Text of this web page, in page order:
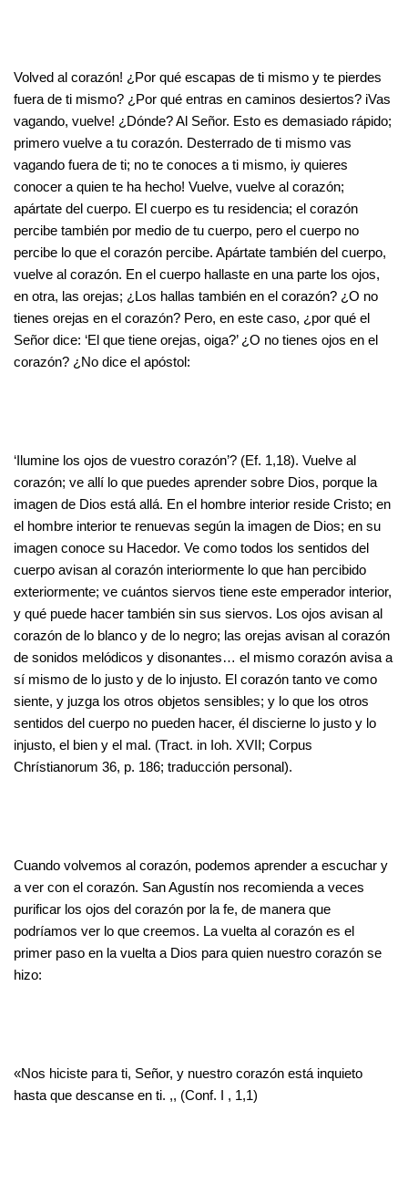
Volved al corazón! ¿Por qué escapas de ti mismo y te pierdes
fuera de ti mismo? ¿Por qué entras en caminos desiertos? iVas
vagando, vuelve! ¿Dónde? Al Señor. Esto es demasiado rápido;
primero vuelve a tu corazón. Desterrado de ti mismo vas
vagando fuera de ti; no te conoces a ti mismo, iy quieres
conocer a quien te ha hecho! Vuelve, vuelve al corazón;
apártate del cuerpo. El cuerpo es tu residencia; el corazón
percibe también por medio de tu cuerpo, pero el cuerpo no
percibe lo que el corazón percibe. Apártate también del cuerpo,
vuelve al corazón. En el cuerpo hallaste en una parte los ojos,
en otra, las orejas; ¿Los hallas también en el corazón? ¿O no
tienes orejas en el corazón? Pero, en este caso, ¿por qué el
Señor dice: ‘El que tiene orejas, oiga?’ ¿O no tienes ojos en el
corazón? ¿No dice el apóstol:
‘Ilumine los ojos de vuestro corazón’? (Ef. 1,18). Vuelve al
corazón; ve allí lo que puedes aprender sobre Dios, porque la
imagen de Dios está allá. En el hombre interior reside Cristo; en
el hombre interior te renuevas según la imagen de Dios; en su
imagen conoce su Hacedor. Ve como todos los sentidos del
cuerpo avisan al corazón interiormente lo que han percibido
exteriormente; ve cuántos siervos tiene este emperador interior,
y qué puede hacer también sin sus siervos. Los ojos avisan al
corazón de lo blanco y de lo negro; las orejas avisan al corazón
de sonidos melódicos y disonantes… el mismo corazón avisa a
sí mismo de lo justo y de lo injusto. El corazón tanto ve como
siente, y juzga los otros objetos sensibles; y lo que los otros
sentidos del cuerpo no pueden hacer, él discierne lo justo y lo
injusto, el bien y el mal. (Tract. in Ioh. XVII; Corpus
Chrístianorum 36, p. 186; traducción personal).
Cuando volvemos al corazón, podemos aprender a escuchar y
a ver con el corazón. San Agustín nos recomienda a veces
purificar los ojos del corazón por la fe, de manera que
podríamos ver lo que creemos. La vuelta al corazón es el
primer paso en la vuelta a Dios para quien nuestro corazón se
hizo:
«Nos hiciste para ti, Señor, y nuestro corazón está inquieto
hasta que descanse en ti. ,, (Conf. I , 1,1)